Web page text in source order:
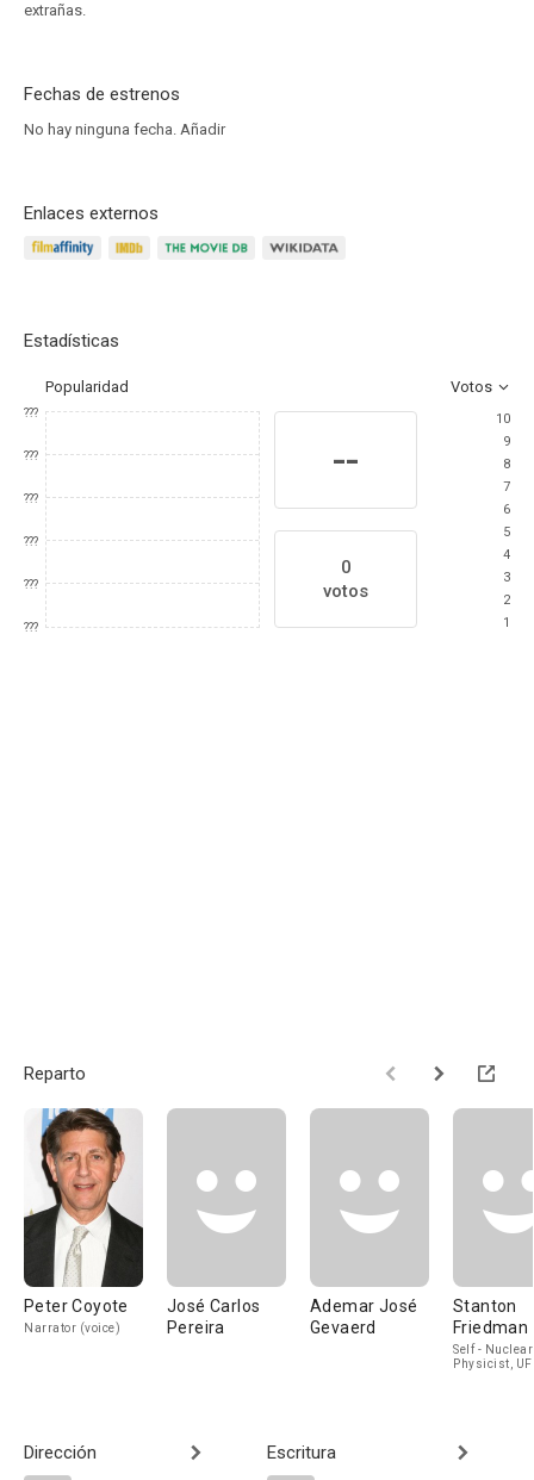
extrañas.
Fechas de estrenos
No hay ninguna fecha. Añadir
Enlaces externos
Estadísticas
Popularidad Votos
???
???
???
???
???
???
--
0
votos
10
9
8
7
6
5
4
3
2
1
Reparto
Peter Coyote
Narrator (voice)
José Carlos
Pereira
Ademar José
Gevaerd
Stanton
Friedman
Self - Nuclear
Physicist,
Dirección
Escritura